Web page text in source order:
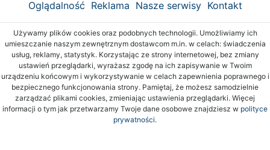
Oglądalność Reklama Nasze serwisy Kontakt
Używamy plików cookies oraz podobnych technologii. Umożliwiamy ich
umieszczanie naszym zewnętrznym dostawcom m.in. w celach: świadczenia
usług, reklamy, statystyk. Korzystając ze strony internetowej, bez zmiany
ustawień przeglądarki, wyrażasz zgodę na ich zapisywanie w Twoim
urządzeniu końcowym i wykorzystywanie w celach zapewnienia poprawnego i
bezpiecznego funkcjonowania strony. Pamiętaj, że możesz samodzielnie
zarządzać plikami cookies, zmieniając ustawienia przeglądarki. Więcej
informacji o tym jak przetwarzamy Twoje dane osobowe znajdziesz w polityce
prywatności.